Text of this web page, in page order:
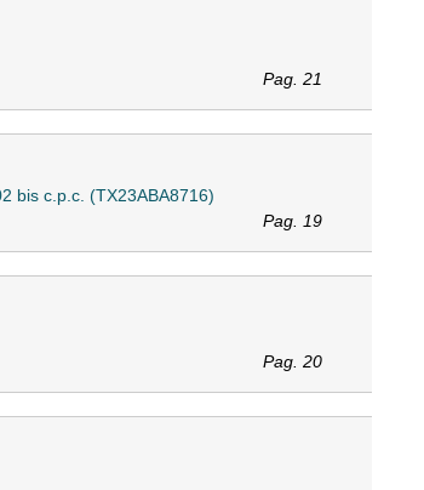
Pag. 21
bis c.p.c. (TX23ABA8716)
Pag. 19
Pag. 20